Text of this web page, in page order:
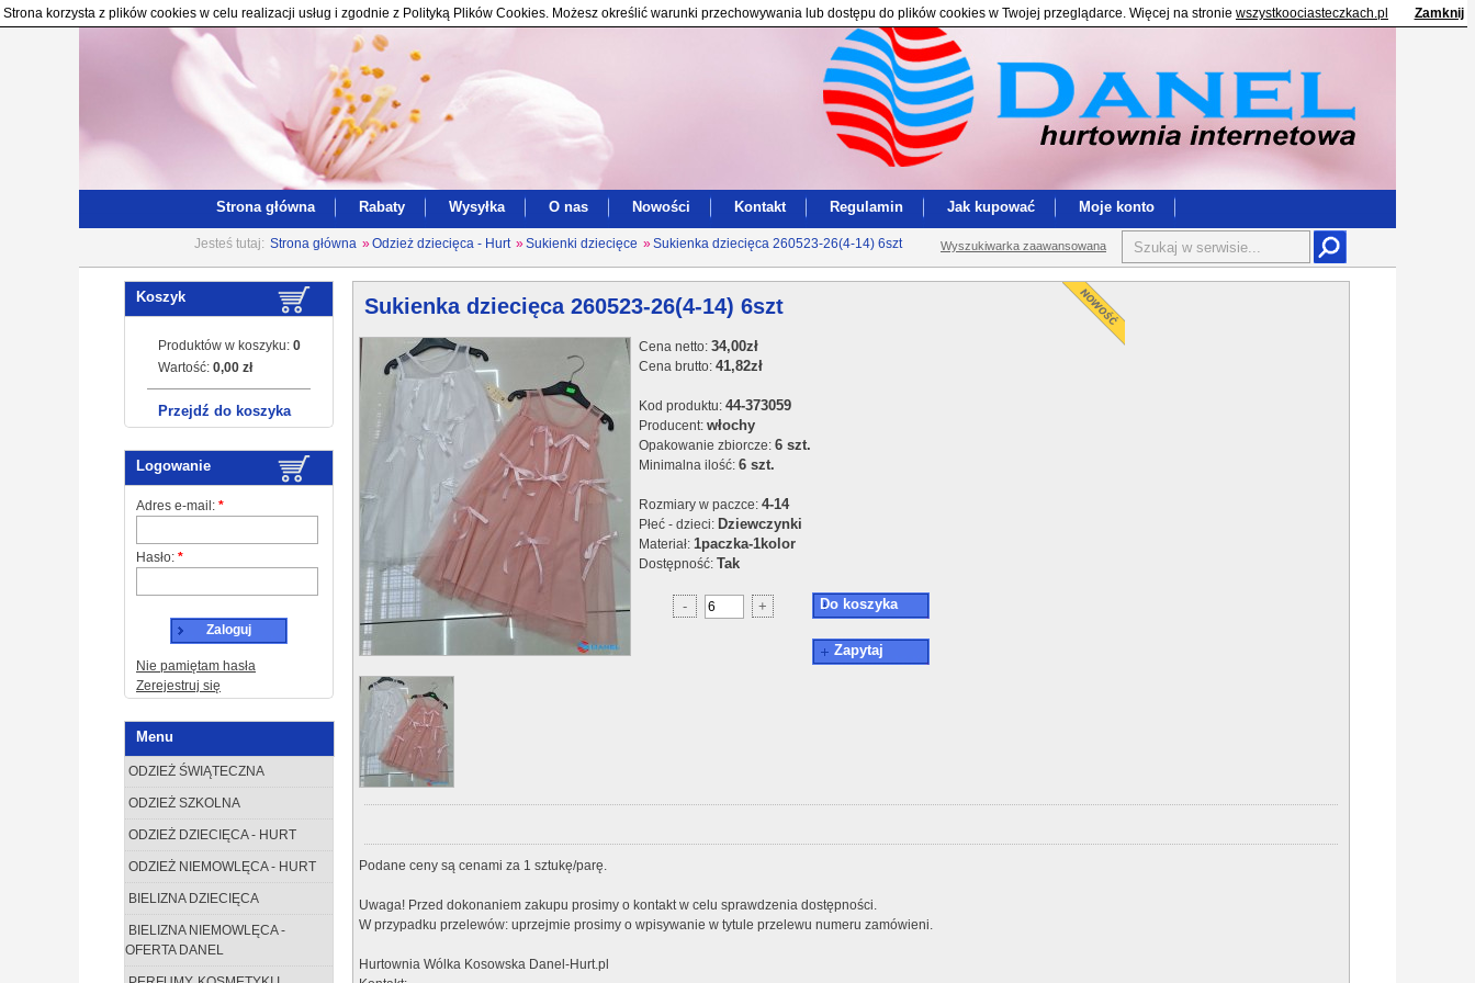
Strona korzysta z plików cookies w celu realizacji usług i zgodnie z Polityką Plików Cookies. Możesz określić warunki przechowywania lub dostępu do plików cookies w Twojej przeglądarce. Więcej na stronie wszystkoociasteczkach.pl Zamknij
Wyszukiwarka zaawansowana
Strona główna Rabaty Wysyłka O nas Nowości Kontakt Regulamin Jak kupować Moje konto
Jesteś tutaj: Strona główna »Odzież dziecięca - Hurt »Sukienki dziecięce »Sukienka dziecięca 260523-26(4-14) 6szt
Koszyk
Produktów w koszyku: 0
Wartość: 0,00 zł
Przejdź do koszyka
Logowanie
Adres e-mail: *
Hasło: *
Zaloguj
Nie pamiętam hasła
Zerejestruj się
Menu
ODZIEŻ ŚWIĄTECZNA
ODZIEŻ SZKOLNA
ODZIEŻ DZIECIĘCA - HURT
ODZIEŻ NIEMOWLĘCA - HURT
BIELIZNA DZIECIĘCA
BIELIZNA NIEMOWLĘCA -
OFERTA DANEL
Sukienka dziecięca 260523-26(4-14) 6szt
Cena netto: 34,00zł
Cena brutto: 41,82zł
Kod produktu: 44-373059
Producent: włochy
Opakowanie zbiorcze: 6 szt.
Minimalna ilość: 6 szt.
Rozmiary w paczce: 4-14
Płeć - dzieci: Dziewczynki
Materiał: 1paczka-1kolor
Dostępność: Tak
- + Do koszyka
Zapytaj
Podane ceny są cenami za 1 sztukę/parę.
Uwaga! Przed dokonaniem zakupu prosimy o kontakt w celu sprawdzenia dostępności.
W przypadku przelewów: uprzejmie prosimy o wpisywanie w tytule przelewu numeru zamówieni.
Hurtownia Wólka Kosowska Danel-Hurt.pl